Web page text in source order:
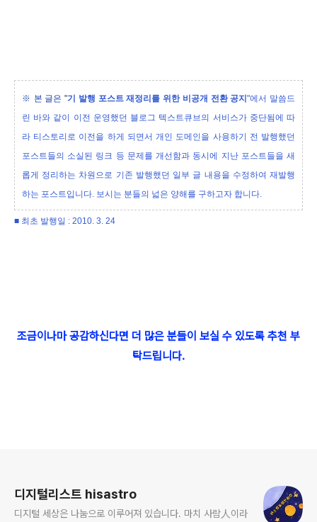
※ 본 글은 "기 발행 포스트 재정리를 위한 비공개 전환 공지"에서 말씀드
린 바와 같이 이전 운영했던 블로그 텍스트큐브의 서비스가 중단됨에 따
라 티스토리로 이전을 하게 되면서 개인 도메인을 사용하기 전 발행했던
포스트들의 소실된 링크 등 문제를 개선함과 동시에 지난 포스트들을 새
롭게 정리하는 차원으로 기존 발행했던 일부 글 내용을 수정하여 재발행
하는 포스트입니다. 보시는 분들의 넓은 양해를 구하고자 합니다.
■ 최초 발행일 : 2010. 3. 24
조금이나마 공감하신다면 더 많은 분들이 보실 수 있도록 추천 부
탁드립니다.
디지털리스트 hisastro
디지털 세상은 나눔으로 이루어져 있습니다. 마치 사람人이라